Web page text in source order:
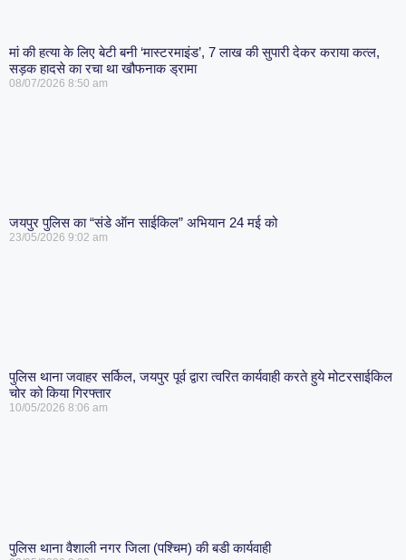
मां की हत्या के लिए बेटी बनी ‘मास्टरमाइंड’, 7 लाख की सुपारी देकर कराया कत्ल,
सड़क हादसे का रचा था खौफनाक ड्रामा
08/07/2026 8:50 am
जयपुर पुलिस का “संडे ऑन साईकिल” अभियान 24 मई को
23/05/2026 9:02 am
पुलिस थाना जवाहर सर्किल, जयपुर पूर्व द्वारा त्वरित कार्यवाही करते हुये मोटरसाईकिल
चोर को किया गिरफ्तार
10/05/2026 8:06 am
पुलिस थाना वैशाली नगर जिला (पश्चिम) की बडी कार्यवाही